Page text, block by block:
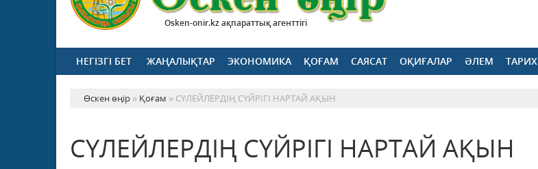
Osken-onir.kz ақпараттық агенттігі
НЕГІЗГІ БЕТ ЖАҢАЛЫҚТАР ЭКОНОМИКА ҚОҒАМ САЯСАТ ОҚИҒАЛАР ӘЛЕМ ТАРИХ
Өскен өңір » Қоғам » СҮЛЕЙЛЕРДІҢ СҮЙРІГІ НАРТАЙ АҚЫН
СҮЛЕЙЛЕРДІҢ СҮЙРІГІ НАРТАЙ АҚЫН